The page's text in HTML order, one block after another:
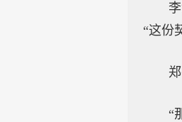
“这份
“